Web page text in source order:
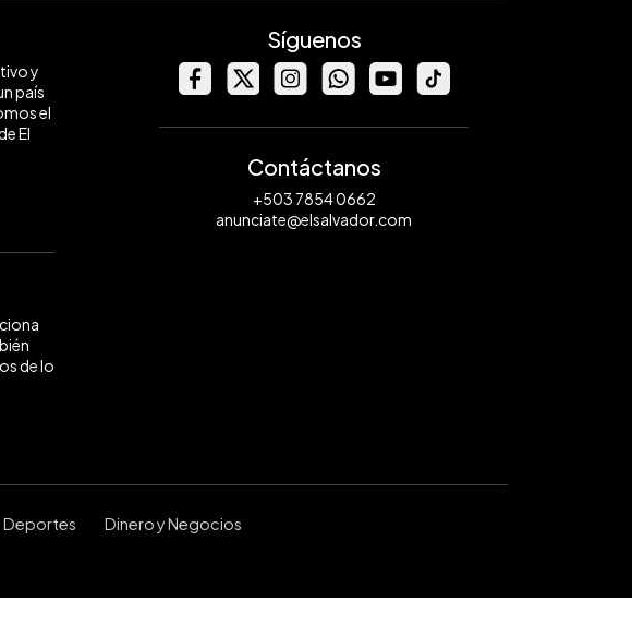
y
país
el
El
de lo
Síguenos
Contáctanos
+503 7854 0662
anunciate@elsalvador.com
Deportes Dinero y Negocios